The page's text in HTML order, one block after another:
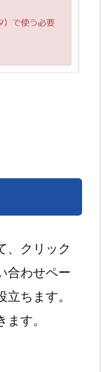
、クリック
合わせペー
ちます。
す。